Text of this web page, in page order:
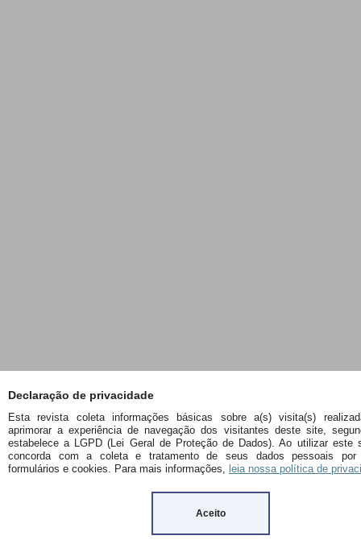
Declaração de privacidade
Esta revista coleta informações básicas sobre a(s) visita(s)
aprimorar a experiência de navegação dos visitantes deste site,
estabelece a LGPD (Lei Geral de Proteção de Dados). Ao utilizar este
concorda com a coleta e tratamento de seus dados pessoais
formulários e cookies. Para mais informações, leia nossa política de
Aceito